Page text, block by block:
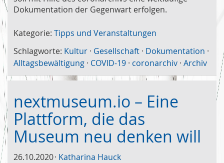
Dokumentation der Gegenwart erfolgen.
Kategorie: Tipps und Veranstaltungen
Schlagworte: Kultur · Gesellschaft · Dokumentation ·
Alltagsbewältigung · COVID-19 · coronarchiv · Archiv
nextmuseum.io – Eine
Plattform, die das
Museum neu denken will
26.10.2020 Katharina Hauck